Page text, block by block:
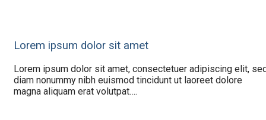
Lorem ipsum dolor sit amet
Lorem ipsum dolor sit amet, consectetuer adipiscing elit,
diam nonummy nibh euismod tincidunt ut laoreet dolore
magna aliquam erat volutpat….